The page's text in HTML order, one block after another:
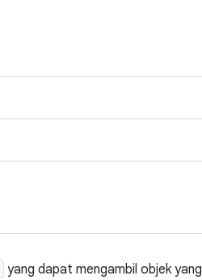
yang dapat mengambil objek yang